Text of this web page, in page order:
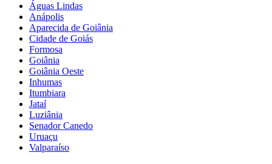
Águas Lindas
Anápolis
Aparecida de Goiânia
Cidade de Goiás
Formosa
Goiânia
Goiânia Oeste
Inhumas
Itumbiara
Jataí
Luziânia
Senador Canedo
Uruaçu
Valparaíso